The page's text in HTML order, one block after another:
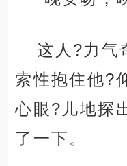
这人?力气
索性抱住他?
心眼?儿地探
了一下。